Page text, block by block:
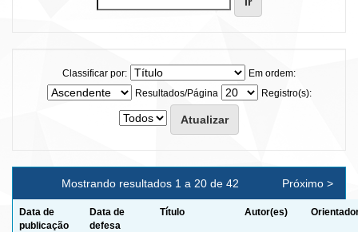
Classificar por:
Em ordem:
Resultados/Página
Registro(s):
Mostrando resultados 1 a 20 de 42 Próximo >
Data de
publicação
Data de
defesa
Título Autor(es)